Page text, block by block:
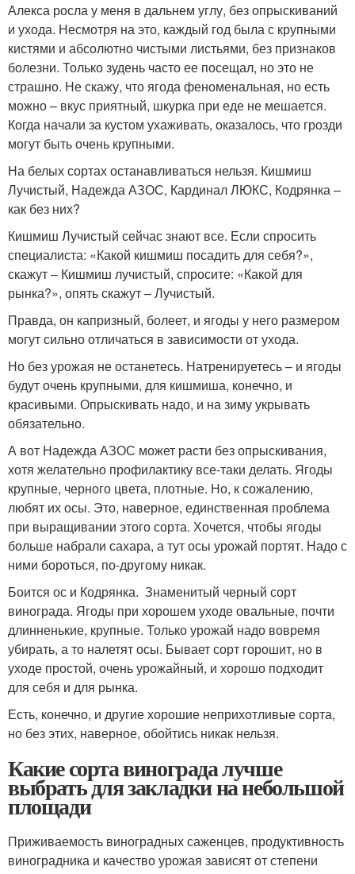
Алекса росла у меня в дальнем углу, без опрыскиваний
и ухода. Несмотря на это, каждый год была с крупными
кистями и абсолютно чистыми листьями, без признаков
болезни. Только зудень часто ее посещал, но это не
страшно. Не скажу, что ягода феноменальная, но есть
можно – вкус приятный, шкурка при еде не мешается.
Когда начали за кустом ухаживать, оказалось, что грозди
могут быть очень крупными.
На белых сортах останавливаться нельзя. Кишмиш
Лучистый, Надежда АЗОС, Кардинал ЛЮКС, Кодрянка –
как без них?
Кишмиш Лучистый сейчас знают все. Если спросить
специалиста: «Какой кишмиш посадить для себя?»,
скажут – Кишмиш лучистый, спросите: «Какой для
рынка?», опять скажут – Лучистый.
Правда, он капризный, болеет, и ягоды у него размером
могут сильно отличаться в зависимости от ухода.
Но без урожая не останетесь. Натренируетесь – и ягоды
будут очень крупными, для кишмиша, конечно, и
красивыми. Опрыскивать надо, и на зиму укрывать
обязательно.
А вот Надежда АЗОС может расти без опрыскивания,
хотя желательно профилактику все-таки делать. Ягоды
крупные, черного цвета, плотные. Но, к сожалению,
любят их осы. Это, наверное, единственная проблема
при выращивании этого сорта. Хочется, чтобы ягоды
больше набрали сахара, а тут осы урожай портят. Надо с
ними бороться, по-другому никак.
Боится ос и Кодрянка. Знаменитый черный сорт
винограда. Ягоды при хорошем уходе овальные, почти
длинненькие, крупные. Только урожай надо вовремя
убирать, а то налетят осы. Бывает сорт горошит, но в
уходе простой, очень урожайный, и хорошо подходит
для себя и для рынка.
Есть, конечно, и другие хорошие неприхотливые сорта,
но без этих, наверное, обойтись никак нельзя.
Какие сорта винограда лучше
выбрать для закладки на небольшой
площади
Приживаемость виноградных саженцев, продуктивность
виноградника и качество урожая зависят от степени